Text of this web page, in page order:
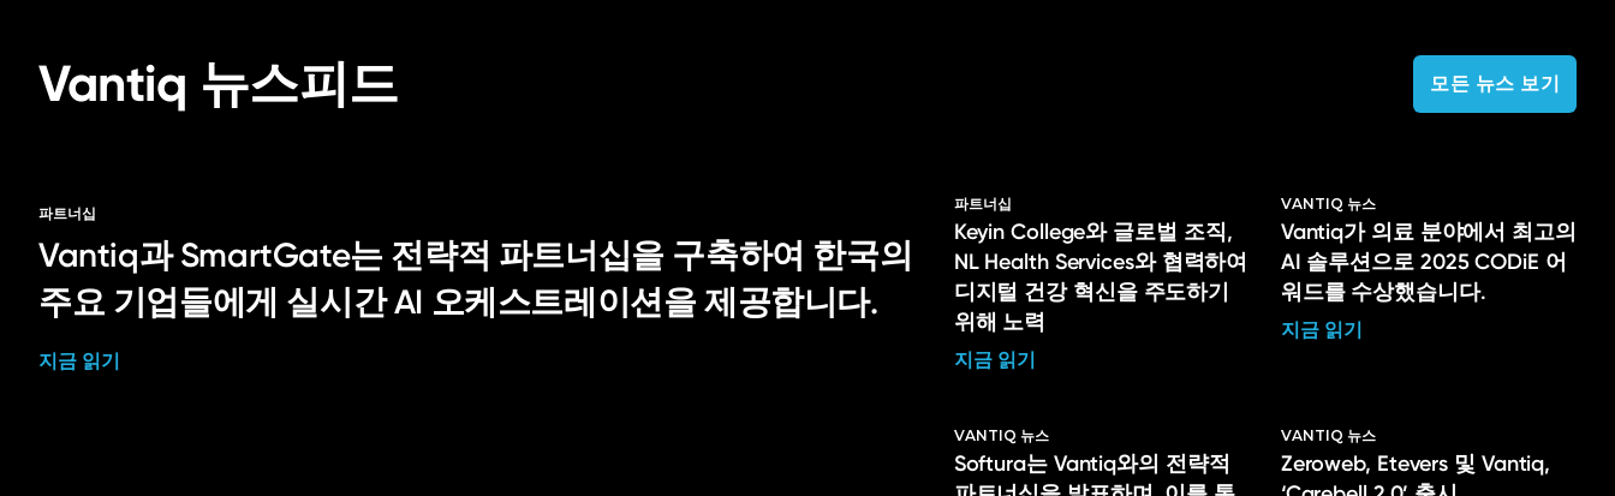
Vantiq 뉴스피드 모든 뉴스 보기
파트너십
Vantiq과 SmartGate는 전략적 파트너십을 구축하여 한국의
주요 기업들에게 실시간 AI 오케스트레이션을 제공합니다.
지금 읽기
파트너십
Keyin College와 글로벌 조직,
NL Health Services와 협력하여
디지털 건강 혁신을 주도하기
위해 노력
지금 읽기
VANTIQ 뉴스
Vantiq가 의료 분야에서 최고의
AI 솔루션으로 2025 CODiE 어
워드를 수상했습니다.
지금 읽기
VANTIQ 뉴스
Softura는 Vantiq와의 전략적
VANTIQ 뉴스
Zeroweb, Etevers 및 Vantiq,